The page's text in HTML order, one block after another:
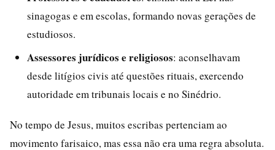
sinagogas e em escolas, formando novas gerações de
estudiosos.
Assessores jurídicos e religiosos: aconselhavam
desde litígios civis até questões rituais, exercendo
autoridade em tribunais locais e no Sinédrio.
No tempo de Jesus, muitos escribas pertenciam ao
movimento farisaico, mas essa não era uma regra absoluta.